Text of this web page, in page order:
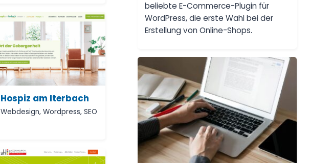
Hospiz am Iterbach
Webdesign,Wordpress,SEO
beliebte E-Commerce-Plugin für
WordPress, die erste Wahl bei der
Erstellung von Online-Shops.